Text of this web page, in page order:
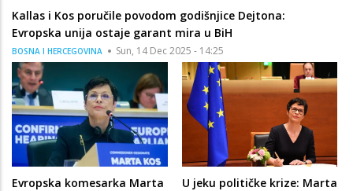
Kallas i Kos poručile povodom godišnjice Dejtona:
Evropska unija ostaje garant mira u BiH
BOSNA I HERCEGOVINA Sun, 14 Dec 2025 - 14:25
Evropska komesarka Marta
U jeku političke krize: Marta